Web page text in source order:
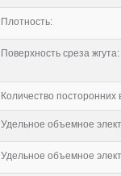
Плотность:
Поверхность среза жгута:
Количество посторонних
Удельное объемное
Удельное объемное